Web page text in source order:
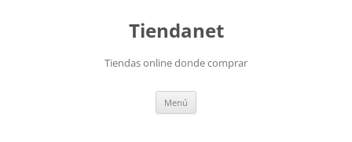
Tiendanet
Tiendas online donde comprar
Menú